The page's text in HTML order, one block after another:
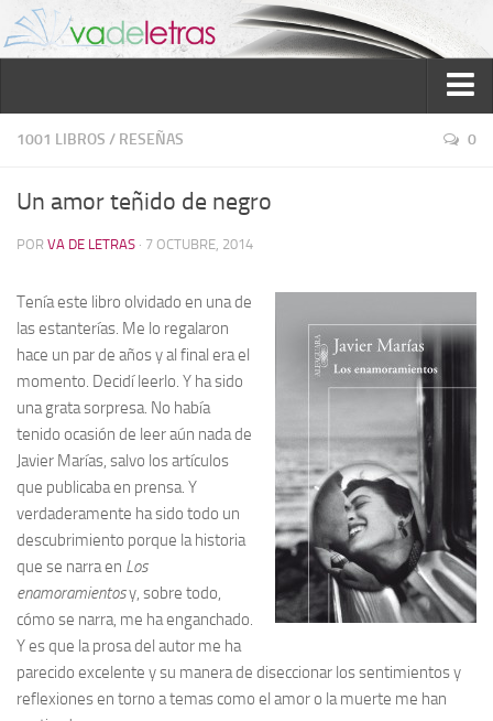
Inicio
Ver reseñas
Política de reseñas
Novela negra
Sobre mí
Colaboran
Contacto
1001 LIBROS / RESEÑAS 0
Un amor teñido de negro
POR VA DE LETRAS · 7 OCTUBRE, 2014
Tenía este libro olvidado en una de
las estanterías. Me lo regalaron
hace un par de años y al final era el
momento. Decidí leerlo. Y ha sido
una grata sorpresa. No había
tenido ocasión de leer aún nada de
Javier Marías, salvo los artículos
que publicaba en prensa. Y
verdaderamente ha sido todo un
descubrimiento porque la historia
que se narra en Los
enamoramientosy, sobre todo,
cómo se narra, me ha enganchado.
Y es que la prosa del autor me ha
parecido excelente y su manera de diseccionar los sentimientos y
reflexiones en torno a temas como el amor o la muerte me han